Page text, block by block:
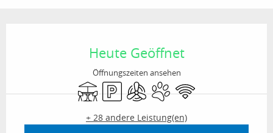
Heute Geöffnet
Öffnungszeiten ansehen
TerrasseParkplatzKlimaanlage
Tiere erlaubt
Wi-Fi
+ 28 andere Leistung(en)